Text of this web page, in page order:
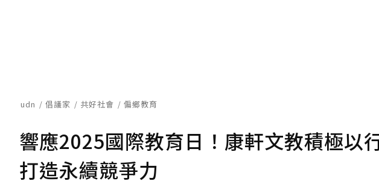
udn 倡議家 共好社會 偏鄉教育
響應2025國際教育日！康軒文教積極以
打造永續競爭力